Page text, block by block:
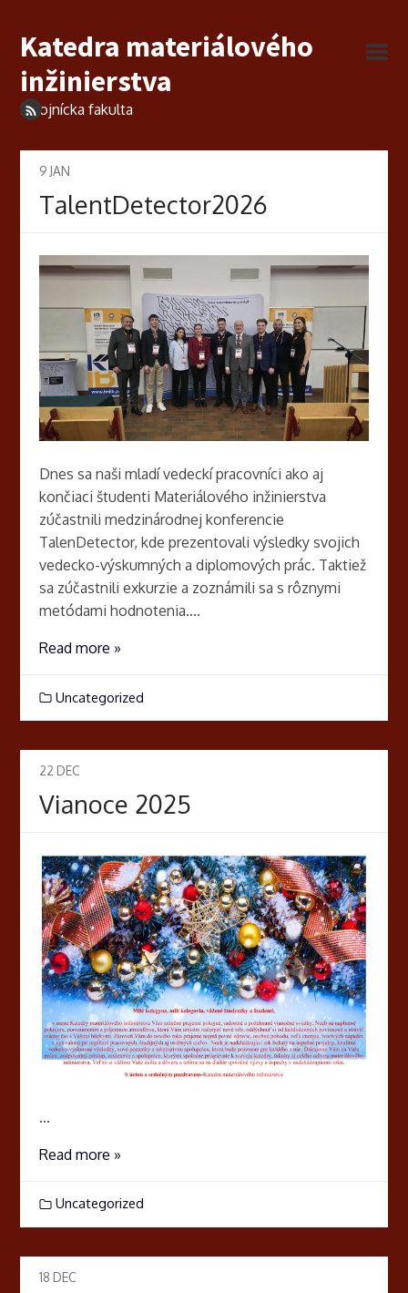
Katedra materiálového
inžinierstva
Strojnícka fakulta
9 JAN
TalentDetector2026
Dnes sa naši mladí vedeckí pracovníci ako aj
končiaci študenti Materiálového inžinierstva
zúčastnili medzinárodnej konferencie
TalenDetector, kde prezentovali výsledky svojich
vedecko-výskumných a diplomových prác. Taktiež
sa zúčastnili exkurzie a zoznámili sa s rôznymi
metódami hodnotenia....
Read more »
Uncategorized
22 DEC
Vianoce 2025
...
Read more »
Uncategorized
18 DEC